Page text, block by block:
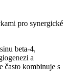
pro synergické
beta-4,
a
často kombinuje s